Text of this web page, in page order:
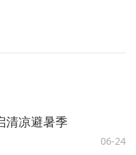
清凉避暑季
06-24